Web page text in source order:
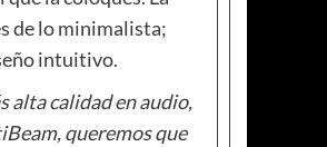
de lo minimalista;
intuitivo.
alta calidad en audio,
queremos que